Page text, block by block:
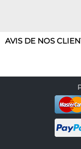
AVIS DE NOS